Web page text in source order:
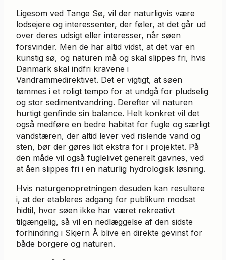
Ligesom ved Tange Sø, vil der naturligvis være
lodsejere og interessenter, der føler, at det går ud
over deres udsigt eller interesser, når søen
forsvinder. Men de har altid vidst, at det var en
kunstig sø, og naturen må og skal slippes fri, hvis
Danmark skal indfri kravene i
Vandrammedirektivet. Det er vigtigt, at søen
tømmes i et roligt tempo for at undgå for pludselig
og stor sedimentvandring. Derefter vil naturen
hurtigt genfinde sin balance. Helt konkret vil det
også medføre en bedre habitat for fugle og særligt
vandstæren, der altid lever ved rislende vand og
sten, bør der gøres lidt ekstra for i projektet. På
den måde vil også fuglelivet generelt gavnes, ved
at åen slippes fri i en naturlig hydrologisk løsning.
Hvis naturgenopretningen desuden kan resultere
i, at der etableres adgang for publikum modsat
hidtil, hvor søen ikke har været rekreativt
tilgængelig, så vil en nedlæggelse af den sidste
forhindring i Skjern Å blive en direkte gevinst for
både borgere og naturen.